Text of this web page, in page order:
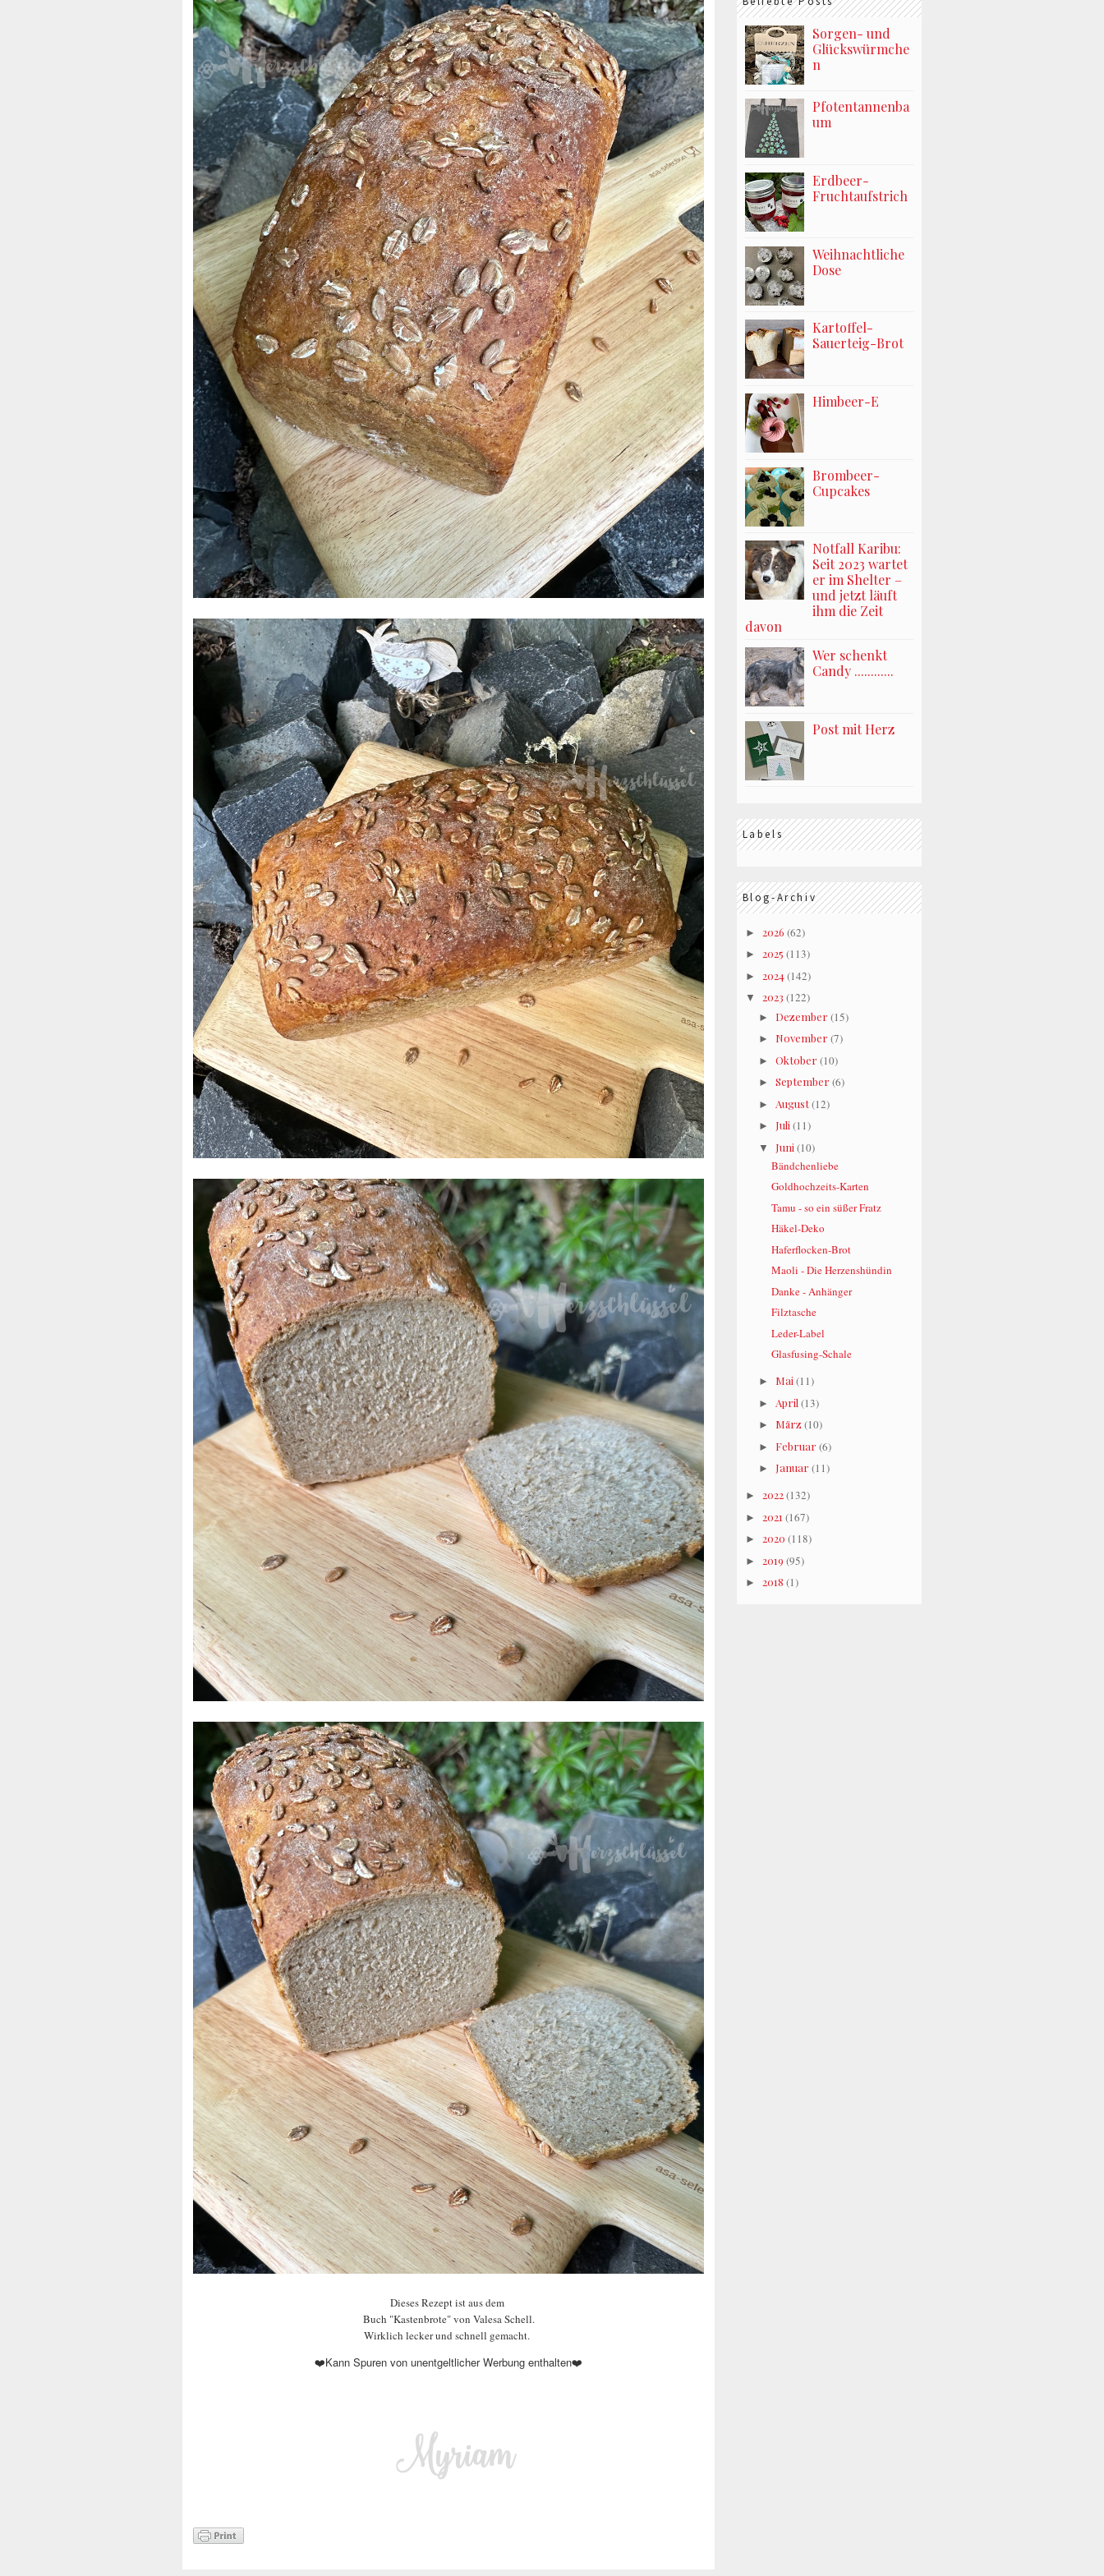
Dieses Rezept ist aus dem
Buch "Kastenbrote" von Valesa Schell.
Wirklich lecker und schnell gemacht.
❤️Kann Spuren von unentgeltlicher Werbung enthalten❤️
Sorgen- und
Glückswürmche
n
Pfotentannenba
um
Erdbeer-
Fruchtaufstrich
Weihnachtliche
Dose
Kartoffel-
Sauerteig-Brot
Himbeer-E
Brombeer-
Cupcakes
Notfall Karibu:
Seit 2023 wartet
er im Shelter –
und jetzt läuft
ihm die Zeit
davon
Wer schenkt
Candy ............
Post mit Herz
Labels
Blog-Archiv
► 2026 (62)
► 2025 (113)
► 2024(142)
▼ 2023 (122)
► Dezember (15)
► November (7)
► Oktober (10)
► September (6)
► August (12)
► Juli (11)
▼ Juni (10)
Bändchenliebe
Goldhochzeits-Karten
Tamu - so ein süßer Fratz
Häkel-Deko
Haferflocken-Brot
Maoli - Die Herzenshündin
Danke - Anhänger
Filztasche
Leder-Label
Glasfusing-Schale
► Mai (11)
► April (13)
► März (10)
► Februar (6)
► Januar (11)
► 2022(132)
► 2021 (167)
► 2020 (118)
► 2019 (95)
► 2018 (1)